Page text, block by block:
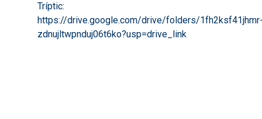
Tríptic:
https://drive.google.com/drive/folders/
zdnujltwpnduj06t6ko?usp=drive_link